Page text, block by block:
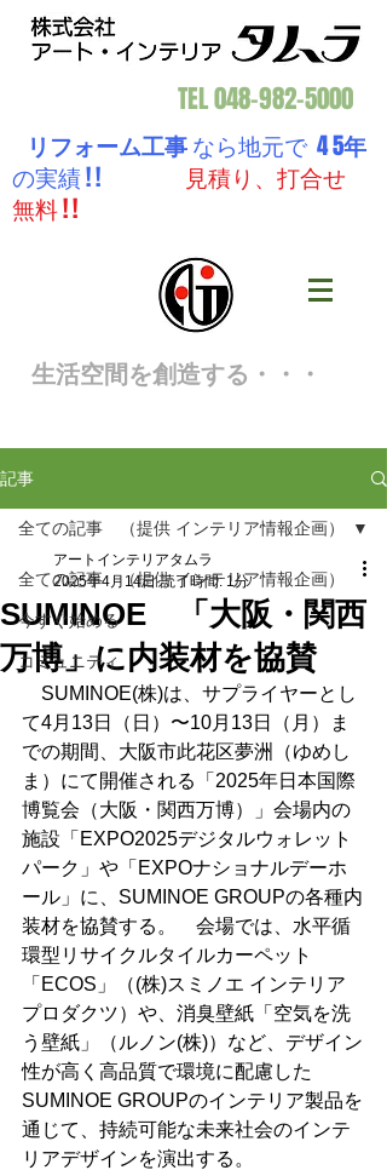
TEL048-982-5000
リフォーム工事なら地元で 4 5年
の実績 ! !
見積り、打合せ
無料 ! !
生活空間を創造する・・・
記事
全ての記事 （提供 インテリア情報企画）
今すぐ始める
コミュニティ
全ての記事 （提供 インテリア情報企画）
SUMINOE 「大阪・関西
万博」に内装材を協賛
アートインテリアタムラ
2025年4月14日 読了時間: 1分
SUMINOE(株)は、サプライヤーとし
て4月13日（日）〜10月13日（月）ま
での期間、大阪市此花区夢洲（ゆめし
ま）にて開催される「2025年日本国際
博覧会（大阪・関西万博）」会場内の
施設「EXPO2025デジタルウォレット
パーク」や「EXPOナショナルデーホ
ール」に、SUMINOE GROUPの各種内
装材を協賛する。　会場では、水平循
環型リサイクルタイルカーペット
「ECOS」（(株)スミノエ インテリア
プロダクツ）や、消臭壁紙「空気を洗
う壁紙」（ルノン(株)）など、デザイン
性が高く高品質で環境に配慮した
SUMINOE GROUPのインテリア製品を
通じて、持続可能な未来社会のインテ
リアデザインを演出する。